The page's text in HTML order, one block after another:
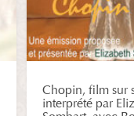
Chopin, film sur
interprété par